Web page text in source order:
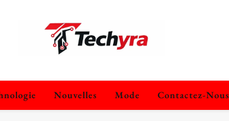
Nouvelles Mode Contactez-Nous